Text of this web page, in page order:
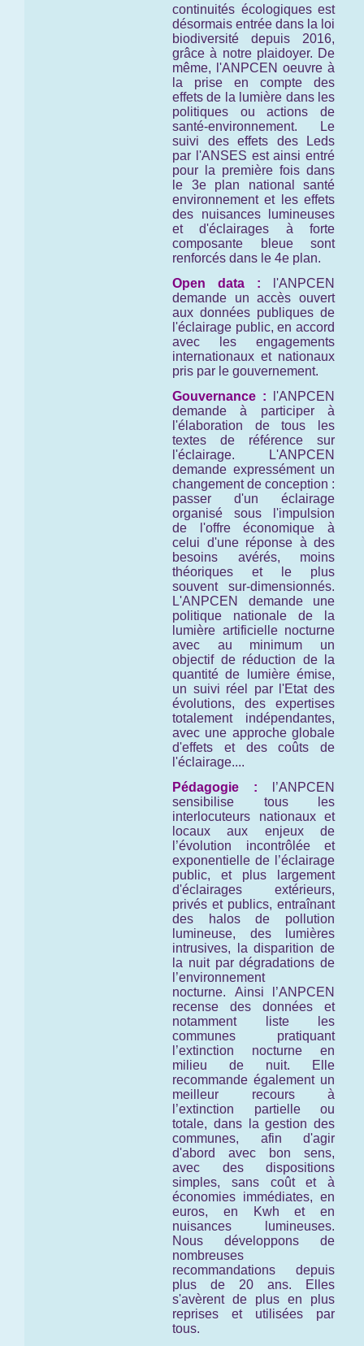
continuités écologiques est
désormais entrée dans la loi
biodiversité depuis 2016,
grâce à notre plaidoyer. De
même, l'ANPCEN oeuvre à
la prise en compte des
effets de la lumière dans les
politiques ou actions de
santé-environnement. Le
suivi des effets des Leds
par l'ANSES est ainsi entré
pour la première fois dans
le 3e plan national santé
environnement et les effets
des nuisances lumineuses
et d'éclairages à forte
composante bleue sont
renforcés dans le 4e plan.
Open data : l'ANPCEN
demande un accès ouvert
aux données publiques de
l'éclairage public, en accord
avec les engagements
internationaux et nationaux
pris par le gouvernement.
Gouvernance :
l'ANPCEN
demande à participer à
l'élaboration de tous les
textes de référence sur
l'éclairage. L'ANPCEN
demande expressément un
changement de conception :
passer d'un éclairage
organisé sous l'impulsion
de l'offre économique à
celui d'une réponse à des
besoins avérés, moins
théoriques et le plus
souvent sur-dimensionnés.
L'ANPCEN demande une
politique nationale de la
lumière artificielle nocturne
avec au minimum un
objectif de réduction de la
quantité de lumière émise,
un suivi réel par l'Etat des
évolutions, des expertises
totalement indépendantes,
avec une approche globale
d'effets et des coûts de
l'éclairage....
Pédagogie :
l’ANPCEN
sensibilise tous les
interlocuteurs nationaux et
locaux aux enjeux de
l’évolution incontrôlée et
exponentielle de l’éclairage
public, et plus largement
d'éclairages extérieurs,
privés et publics, entraînant
des halos de pollution
lumineuse, des lumières
intrusives, la disparition de
la nuit par dégradations de
l’environnement
nocturne. Ainsi l’ANPCEN
recense des données et
notamment liste les
communes pratiquant
l’extinction nocturne en
milieu de nuit. Elle
recommande également un
meilleur recours à
l’extinction partielle ou
totale, dans la gestion des
communes, afin d'agir
d'abord avec bon sens,
avec des dispositions
simples, sans coût et à
économies immédiates, en
euros, en Kwh et en
nuisances lumineuses.
Nous développons de
nombreuses
recommandations depuis
plus de 20 ans. Elles
s'avèrent de plus en plus
reprises et utilisées par
tous.